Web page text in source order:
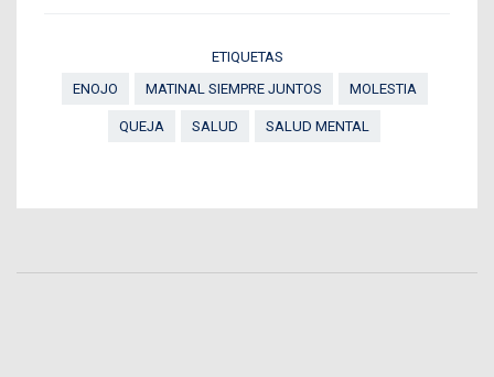
ETIQUETAS
ENOJO
MATINAL SIEMPRE JUNTOS MOLESTIA
QUEJA SALUD SALUD MENTAL